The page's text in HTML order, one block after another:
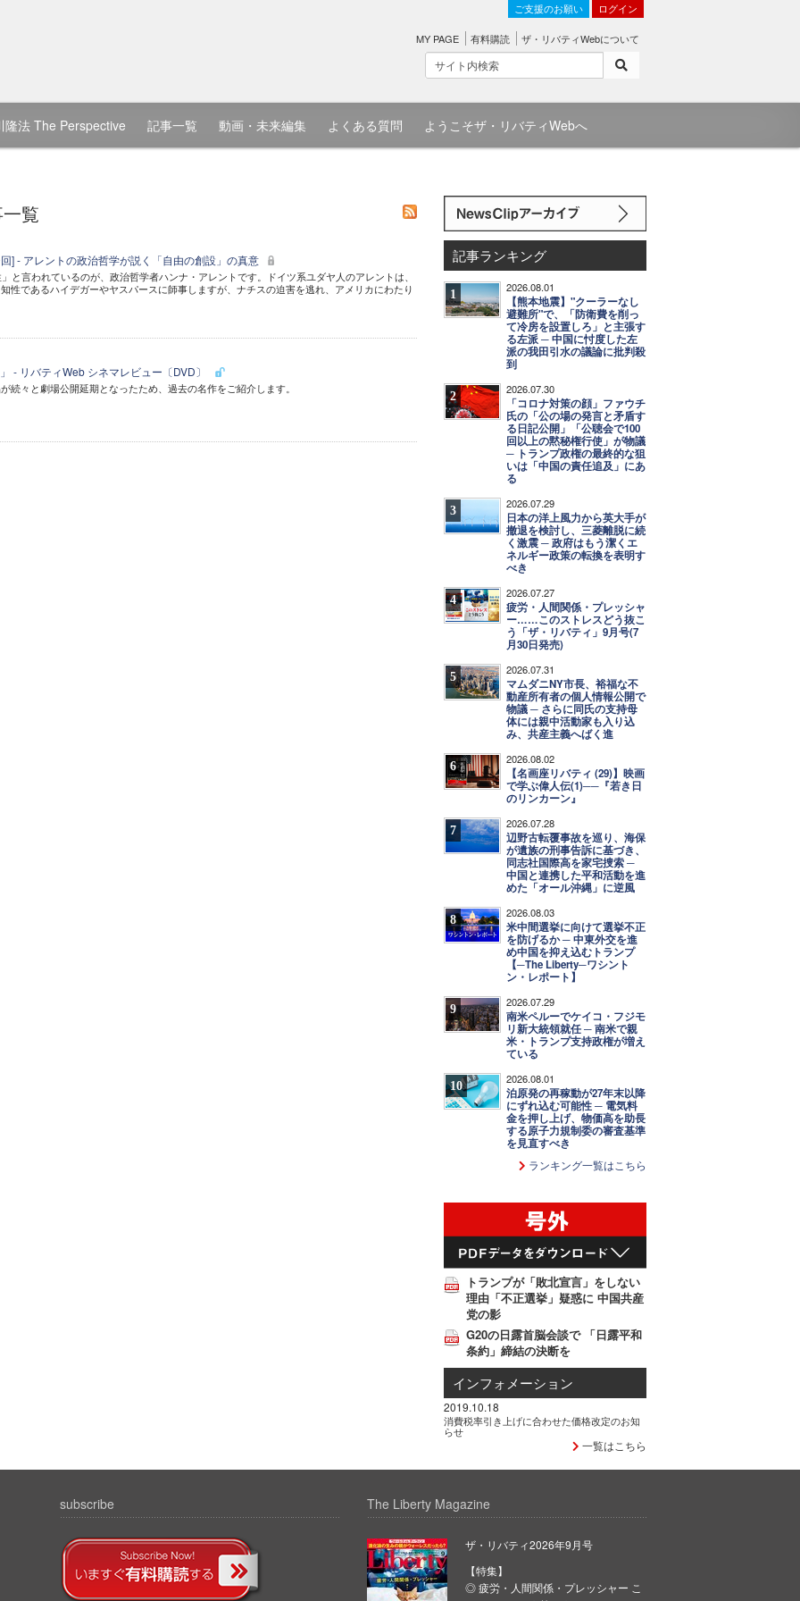
ご支援のお願い ログイン
MY PAGE 有料購読 ザ・リバティWebについて
隆法 The Perspective 記事一覧 動画・未来編集 よくある質問 ようこそザ・リバティWebへ
覧
] - アレントの政治哲学が説く「自由の創設」の真意
と言われているのが、政治哲学者ハンナ・アレントです。ドイツ系ユダヤ人のアレントは、
性であるハイデガーやヤスパースに師事しますが、ナチスの迫害を逃れ、アメリカにわたり
- リバティWeb シネマレビュー〔DVD〕
続々と劇場公開延期となったため、過去の名作をご紹介します。
記事ランキング
1 2026.08.01
【熊本地震】"クーラーなし
避難所"で、「防衛費を削っ
て冷房を設置しろ」と主張す
る左派 ─ 中国に忖度した左
派の我田引水の議論に批判殺
到
2 2026.07.30
「コロナ対策の顔」ファウチ
氏の「公の場の発言と矛盾す
る日記公開」「公聴会で100
回以上の黙秘権行使」が物議
─ トランプ政権の最終的な狙
いは「中国の責任追及」にあ
る
3 2026.07.29
日本の洋上風力から英大手が
撤退を検討し、三菱離脱に続
く激震 ─ 政府はもう潔くエ
ネルギー政策の転換を表明す
べき
4 2026.07.27
疲労・人間関係・プレッシャ
ー……このストレスどう抜こ
う「ザ・リバティ」9月号(7
月30日発売)
5 2026.07.31
マムダニNY市長、裕福な不
動産所有者の個人情報公開で
物議 ─ さらに同氏の支持母
体には親中活動家も入り込
み、共産主義へばく進
6 2026.08.02
【名画座リバティ (29)】映画
で学ぶ偉人伝(1)──『若き日
のリンカーン』
7 2026.07.28
辺野古転覆事故を巡り、海保
が遺族の刑事告訴に基づき、
同志社国際高を家宅捜索 ─
中国と連携した平和活動を進
めた「オール沖縄」に逆風
8 2026.08.03
米中間選挙に向けて選挙不正
を防げるか ─ 中東外交を進
め中国を抑え込むトランプ
【─The Liberty─ワシント
ン・レポート】
9 2026.07.29
南米ペルーでケイコ・フジモ
リ新大統領就任 ─ 南米で親
米・トランプ支持政権が増え
ている
10 2026.08.01
泊原発の再稼動が27年末以降
にずれ込む可能性 ─ 電気料
金を押し上げ、物価高を助長
する原子力規制委の審査基準
を見直すべき
ランキング一覧はこちら
トランプが「敗北宣言」をしない
理由「不正選挙」疑惑に 中国共産
党の影
G20の日露首脳会談で 「日露平和
条約」締結の決断を
インフォメーション
2019.10.18
消費税率引き上げに合わせた価格改定のお知
らせ
一覧はこちら
subscribe The Liberty Magazine
ザ・リバティ2026年9月号
【特集】
◎ 疲労・人間関係・プレッシャー こ